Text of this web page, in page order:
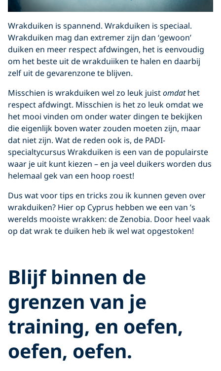
Wrakduiken is spannend. Wrakduiken is speciaal.
Wrakduiken mag dan extremer zijn dan ‘gewoon’
duiken en meer respect afdwingen, het is eenvoudig
om het beste uit de wrakduiiken te halen en daarbij
zelf uit de gevarenzone te blijven.
Misschien is wrakduiken wel zo leuk juistomdathet
respect afdwingt. Misschien is het zo leuk omdat we
het mooi vinden om onder water dingen te bekijken
die eigenlijk boven water zouden moeten zijn, maar
dat niet zijn. Wat de reden ook is, de PADI-
specialtycursus Wrakduiken is een van de populairste
waar je uit kunt kiezen – en ja veel duikers worden dus
helemaal gek van een hoop roest!
Dus wat voor tips en tricks zou ik kunnen geven over
wrakduiken? Hier op Cyprus hebben we een van ’s
werelds mooiste wrakken: de Zenobia. Door heel vaak
op dat wrak te duiken heb ik wel wat opgestoken!
Blijf binnen de
grenzen van je
training, en oefen,
oefen, oefen.